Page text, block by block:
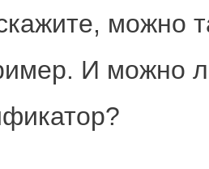
можно
И можно